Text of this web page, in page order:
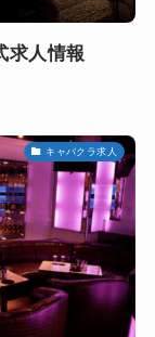
求人情報
キャバクラ求人